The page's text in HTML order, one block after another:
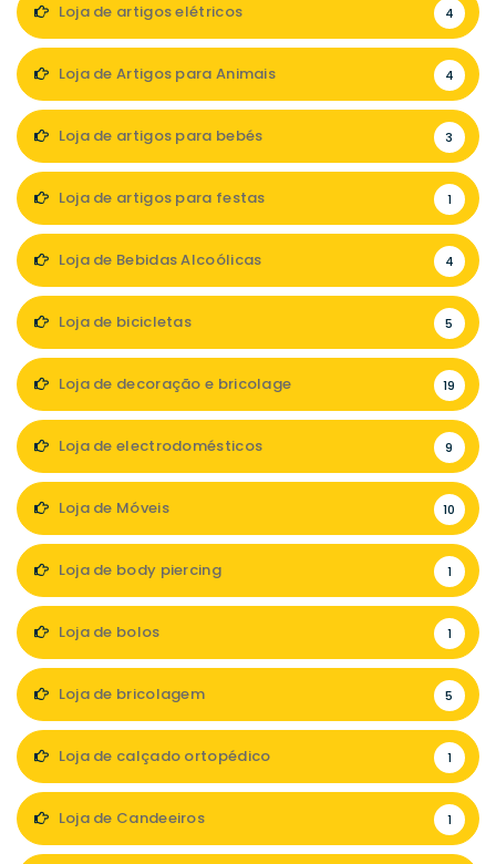
Loja de artigos elétricos 4
Loja de Artigos para Animais 4
Loja de artigos para bebés 3
Loja de artigos para festas 1
Loja de Bebidas Alcoólicas 4
Loja de bicicletas 5
Loja de decoração e bricolage 19
Loja de electrodomésticos 9
Loja de Móveis 10
Loja de body piercing 1
Loja de bolos 1
Loja de bricolagem 5
Loja de calçado ortopédico 1
Loja de Candeeiros 1